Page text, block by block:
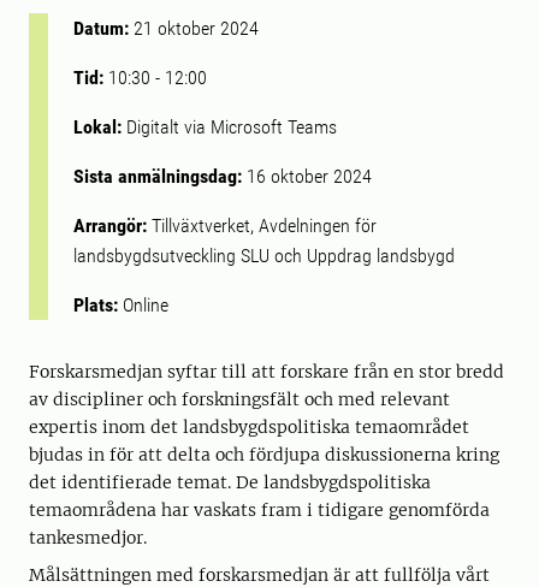
Datum: 21 oktober 2024
Tid: 10:30 - 12:00
Lokal: Digitalt via Microsoft Teams
Sista anmälningsdag: 16 oktober 2024
Arrangör: Tillväxtverket, Avdelningen för
landsbygdsutveckling SLU och Uppdrag landsbygd
Plats: Online
Forskarsmedjan syftar till att forskare från en stor bredd
av discipliner och forskningsfält och med relevant
expertis inom det landsbygdspolitiska temaområdet
bjudas in för att delta och fördjupa diskussionerna kring
det identifierade temat. De landsbygdspolitiska
temaområdena har vaskats fram i tidigare genomförda
tankesmedjor.
Målsättningen med forskarsmedjan är att fullfölja vårt